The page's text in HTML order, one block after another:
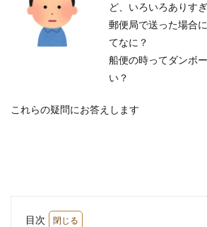
ど、いろいろありす
郵便局で送った場合
てなに？
船便の時ってダンボ
い？
これらの疑問にお答えします
目次